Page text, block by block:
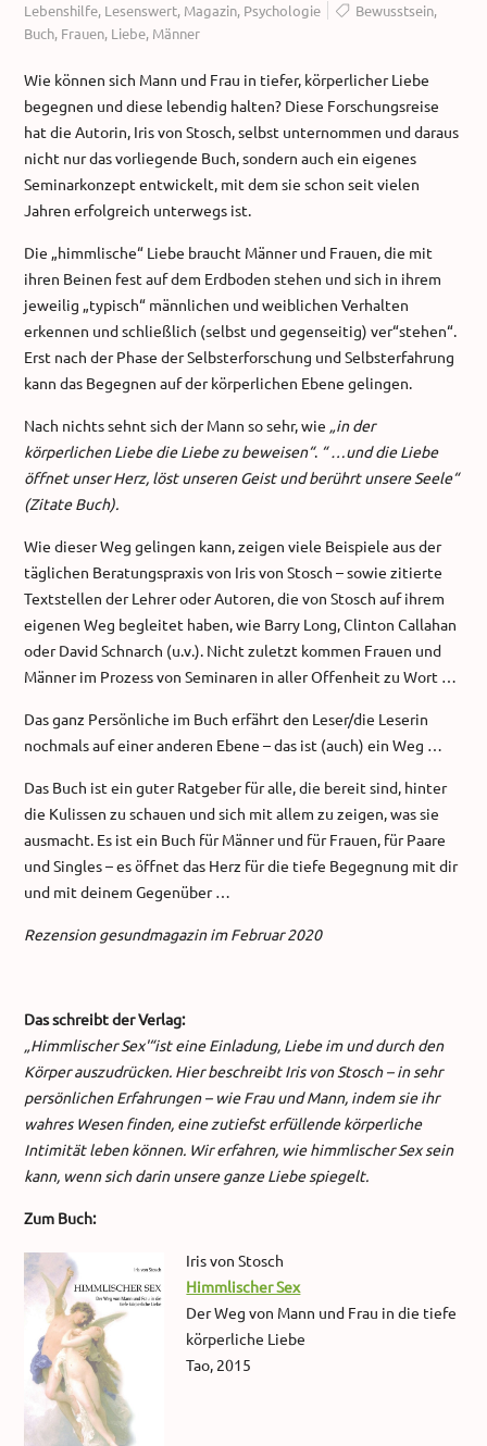
Lebenshilfe, Lesenswert, Magazin, Psychologie Bewusstsein,
Buch, Frauen, Liebe, Männer
Wie können sich Mann und Frau in tiefer, körperlicher Liebe
begegnen und diese lebendig halten? Diese Forschungsreise
hat die Autorin, Iris von Stosch, selbst unternommen und daraus
nicht nur das vorliegende Buch, sondern auch ein eigenes
Seminarkonzept entwickelt, mit dem sie schon seit vielen
Jahren erfolgreich unterwegs ist.
Die „himmlische“ Liebe braucht Männer und Frauen, die mit
ihren Beinen fest auf dem Erdboden stehen und sich in ihrem
jeweilig „typisch“ männlichen und weiblichen Verhalten
erkennen und schließlich (selbst und gegenseitig) ver“stehen“.
Erst nach der Phase der Selbsterforschung und Selbsterfahrung
kann das Begegnen auf der körperlichen Ebene gelingen.
Nach nichts sehnt sich der Mann so sehr, wie „in der
körperlichen Liebe die Liebe zu beweisen“. “ …und die Liebe
öffnet unser Herz, löst unseren Geist und berührt unsere Seele“
(Zitate Buch).
Wie dieser Weg gelingen kann, zeigen viele Beispiele aus der
täglichen Beratungspraxis von Iris von Stosch – sowie zitierte
Textstellen der Lehrer oder Autoren, die von Stosch auf ihrem
eigenen Weg begleitet haben, wie Barry Long, Clinton Callahan
oder David Schnarch (u.v.). Nicht zuletzt kommen Frauen und
Männer im Prozess von Seminaren in aller Offenheit zu Wort …
Das ganz Persönliche im Buch erfährt den Leser/die Leserin
nochmals auf einer anderen Ebene – das ist (auch) ein Weg …
Das Buch ist ein guter Ratgeber für alle, die bereit sind, hinter
die Kulissen zu schauen und sich mit allem zu zeigen, was sie
ausmacht. Es ist ein Buch für Männer und für Frauen, für Paare
und Singles – es öffnet das Herz für die tiefe Begegnung mit dir
und mit deinem Gegenüber …
Rezension gesundmagazin im Februar 2020
Das schreibt der Verlag:
„Himmlischer Sex'“ist eine Einladung, Liebe im und durch den
Körper auszudrücken. Hier beschreibt Iris von Stosch – in sehr
persönlichen Erfahrungen – wie Frau und Mann, indem sie ihr
wahres Wesen finden, eine zutiefst erfüllende körperliche
Intimität leben können. Wir erfahren, wie himmlischer Sex sein
kann, wenn sich darin unsere ganze Liebe spiegelt.
Zum Buch:
Iris von Stosch
Himmlischer Sex
Der Weg von Mann und Frau in die tiefe
körperliche Liebe
Tao, 2015